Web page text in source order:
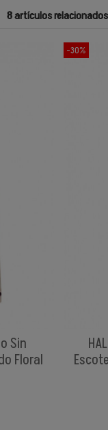
8 artículos
Sin
Floral
-30%